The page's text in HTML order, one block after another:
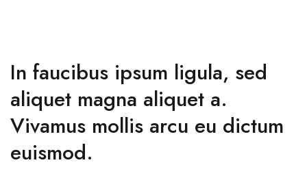
In faucibus ipsum ligula, sed
aliquet magna aliquet a.
Vivamus mollis arcu eu dictum
euismod.